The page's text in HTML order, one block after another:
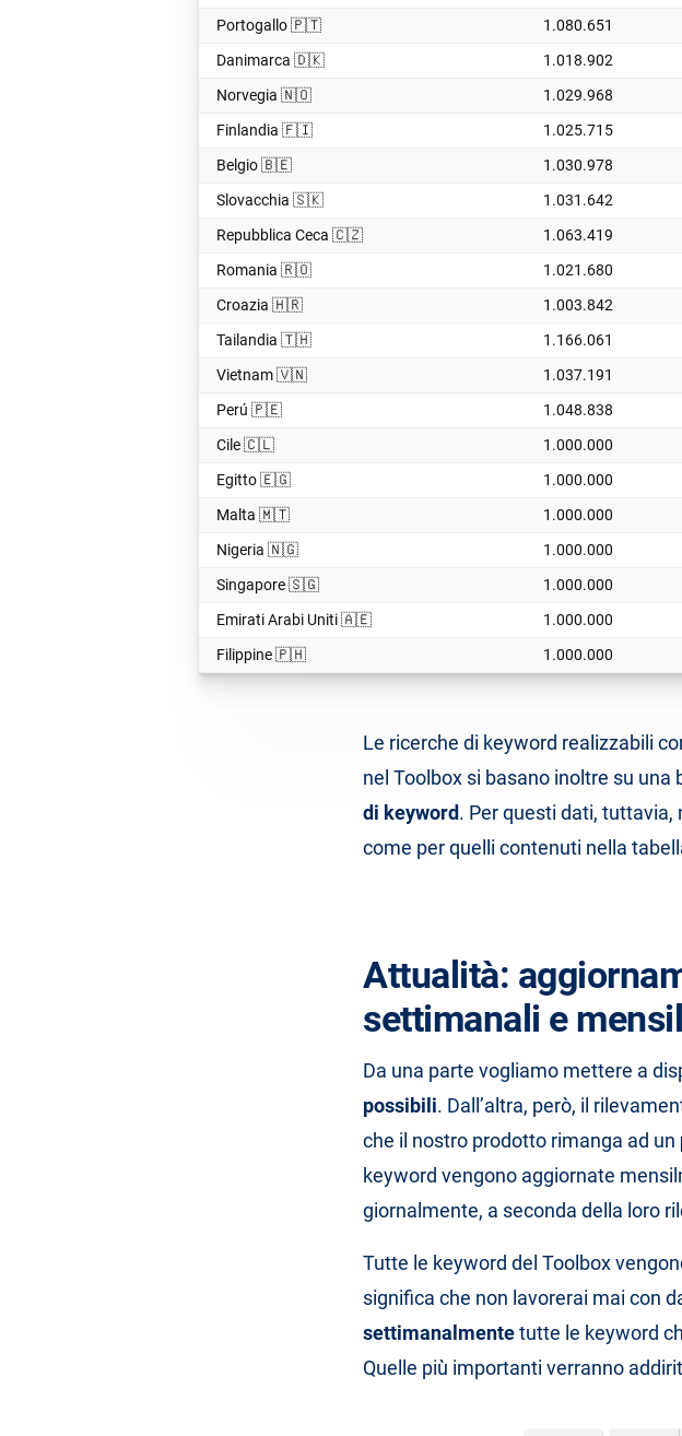
Portogallo 🇵🇹
1.080.651
Danimarca 🇩🇰
1.018.902
Norvegia 🇳🇴
1.029.968
Finlandia 🇫🇮
1.025.715
Belgio 🇧🇪
1.030.978
Slovacchia 🇸🇰
1.031.642
Repubblica Ceca 🇨🇿
1.063.419
Romania 🇷🇴
1.021.680
Croazia 🇭🇷
1.003.842
Tailandia 🇹🇭
1.166.061
Vietnam 🇻🇳
1.037.191
Perú 🇵🇪
1.048.838
Cile 🇨🇱
1.000.000
Egitto 🇪🇬
1.000.000
Malta 🇲🇹
1.000.000
Nigeria 🇳🇬
1.000.000
Singapore 🇸🇬
1.000.000
Emirati Arabi Uniti 🇦🇪
1.000.000
Filippine 🇵🇭
1.000.000
Le ricerche di keyword realizzabili
nel Toolbox si basano inoltre su
di keyword. Per questi dati,
come per quelli contenuti nella
Attualità:
settimanali e
Da una parte vogliamo mettere a
possibili. Dall’altra, però, il
che il nostro prodotto rimanga ad un
keyword vengono aggiornate
giornalmente, a seconda della loro
Tutte le keyword del Toolbox
significa che non lavorerai mai con
settimanalmentetutte le keyword
Quelle più importanti verranno